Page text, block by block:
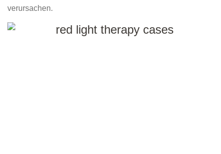
verursachen.